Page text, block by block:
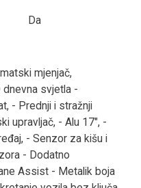
Da
mjenjač,
svjetla -
- Prednji i stražnji
upravljač, - Alu 17", -
- Senzor za kišu i
- Dodatno
Assist - Metalik boja